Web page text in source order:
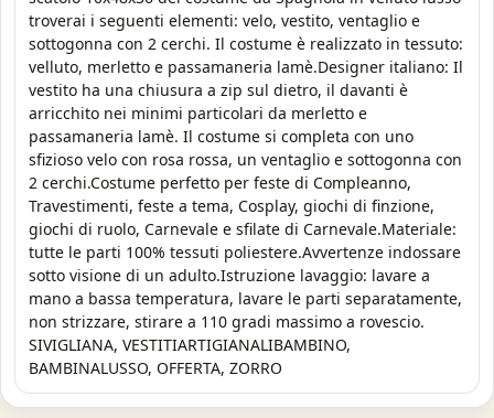
troverai i seguenti elementi: velo, vestito, ventaglio e
sottogonna con 2 cerchi. Il costume è realizzato in tessuto:
velluto, merletto e passamaneria lamè.Designer italiano: Il
vestito ha una chiusura a zip sul dietro, il davanti è
arricchito nei minimi particolari da merletto e
passamaneria lamè. Il costume si completa con uno
sfizioso velo con rosa rossa, un ventaglio e sottogonna con
2 cerchi.Costume perfetto per feste di Compleanno,
Travestimenti, feste a tema, Cosplay, giochi di finzione,
giochi di ruolo, Carnevale e sfilate di Carnevale.Materiale:
tutte le parti 100% tessuti poliestere.Avvertenze indossare
sotto visione di un adulto.Istruzione lavaggio: lavare a
mano a bassa temperatura, lavare le parti separatamente,
non strizzare, stirare a 110 gradi massimo a rovescio.
SIVIGLIANA, VESTITIARTIGIANALIBAMBINO,
BAMBINALUSSO, OFFERTA, ZORRO